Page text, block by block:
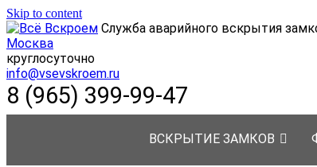
Skip to content
Служба аварийного вскрытия
Москва
круглосуточно
info@vsevskroem.ru
8 (965) 399-99-47
ВСКРЫТИЕ ЗАМКОВ